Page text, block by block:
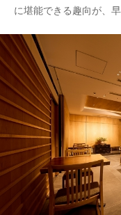
に堪能できる趣向が、